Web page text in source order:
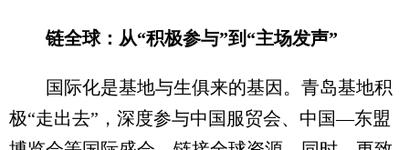
链全球：从“积极参与”到“主场发声”
国际化是基地与生俱来的基因。青岛基地积
极“走出去”，深度参与中国服贸会、中国—东盟